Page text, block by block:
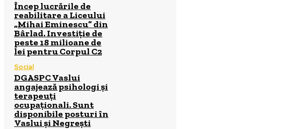
Încep lucrările de
reabilitare a Liceului
„Mihai Eminescu” din
Bârlad. Investiție de
peste 18 milioane de
lei pentru Corpul C2
Social
DGASPC Vaslui
angajează psihologi și
terapeuți
ocupaționali. Sunt
disponibile posturi în
Vaslui și Negrești